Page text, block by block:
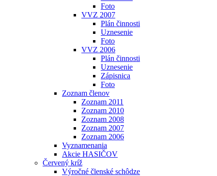
Foto
VVZ 2007
Plán činnosti
Uznesenie
Foto
VVZ 2006
Plán činnosti
Uznesenie
Zápisnica
Foto
Zoznam členov
Zoznam 2011
Zoznam 2010
Zoznam 2008
Zoznam 2007
Zoznam 2006
Vyznamenania
Akcie HASIČOV
Červený kríž
Výročné členské schôdze